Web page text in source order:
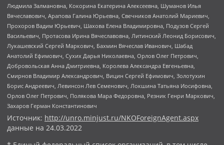
Людмила Залмановна, Кокорина Екатерина Алексеевна, Шуманов Илья
Вячеславович, Арапова Галина Юрьевна, Свечников Анатолий Мариевич,
Прохоров Вадим Юрьевич, Шахова Елена Владимировна, Подузов Сергей
Васильевич, Протасова Ирина Вячеславовна, Литинский Леонид Борисович,
Лукашевский Сергей Маркович, Бахмин Вячеслав Иванович, Шабад
Анатолий Ефимович, Сухих Дарья Николаевна, Орлов Олег Петрович,
Добровольская Анна Дмитриевна, Королева Александра Евгеньевна,
Смирнов Владимир Александрович, Вицин Сергей Ефимович, Золотухин
Борис Андреевич, Левинсон Лев Семенович, Локшина Татьяна Иосифовна,
Орлов Олег Петрович, Полякова Мара Федоровна, Резник Генри Маркович,
Захаров Герман Константинович
Источник: http://unro.minjust.ru/NKOForeignAgent.aspx
данные на 24.03.2022